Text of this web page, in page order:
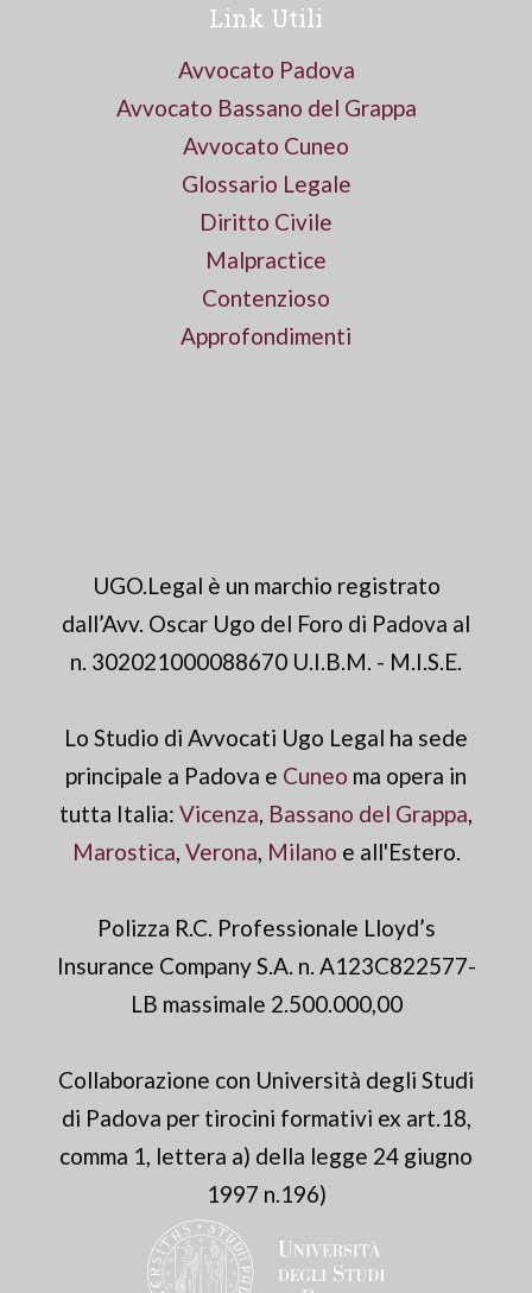
Link Utili
Avvocato Padova
Avvocato Bassano del Grappa
Avvocato Cuneo
Glossario Legale
Diritto Civile
Malpractice
Contenzioso
Approfondimenti
UGO.Legal è un marchio registrato
dall’Avv. Oscar Ugo del Foro di Padova al
n. 302021000088670 U.I.B.M. - M.I.S.E.
Lo Studio di Avvocati Ugo Legal ha sede
principale a Padova e Cuneo ma opera in
tutta Italia: Vicenza, Bassano del Grappa,
Marostica, Verona, Milano e all'Estero.
Polizza R.C. Professionale Lloyd’s
Insurance Company S.A. n. A123C822577-
LB massimale 2.500.000,00
Collaborazione con Università degli Studi
di Padova per tirocini formativi ex art.18,
comma 1, lettera a) della legge 24 giugno
1997 n.196)